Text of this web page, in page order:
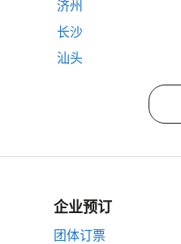
济州
长沙
汕头
企业预订
团体订票